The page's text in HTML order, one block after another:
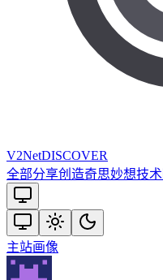
V2NetDISCOVER
全部分享创造奇思妙想技术
主站画像